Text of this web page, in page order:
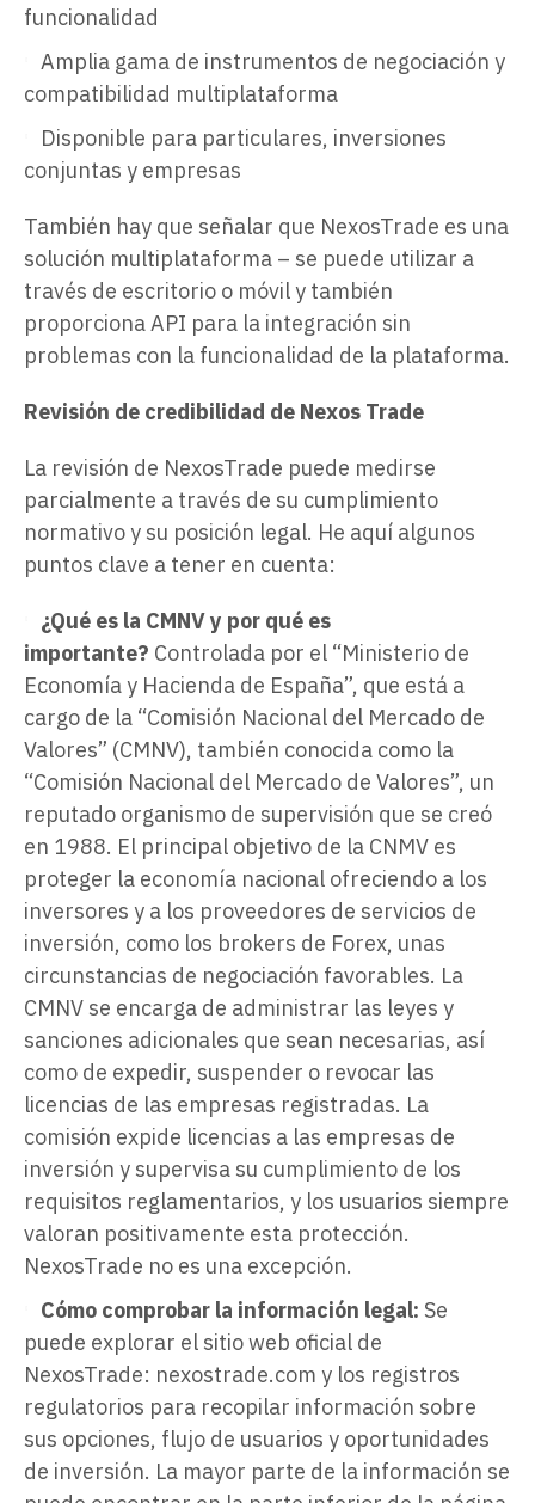
funcionalidad
Amplia gama de instrumentos de negociación y
compatibilidad multiplataforma
Disponible para particulares, inversiones
conjuntas y empresas
También hay que señalar que NexosTrade es una
solución multiplataforma – se puede utilizar a
través de escritorio o móvil y también
proporciona API para la integración sin
problemas con la funcionalidad de la plataforma.
Revisión de credibilidad de Nexos Trade
La revisión de NexosTrade puede medirse
parcialmente a través de su cumplimiento
normativo y su posición legal. He aquí algunos
puntos clave a tener en cuenta:
¿Qué es la CMNV y por qué es
importante? Controlada por el “Ministerio de
Economía y Hacienda de España”, que está a
cargo de la “Comisión Nacional del Mercado de
Valores” (CMNV), también conocida como la
“Comisión Nacional del Mercado de Valores”, un
reputado organismo de supervisión que se creó
en 1988. El principal objetivo de la CNMV es
proteger la economía nacional ofreciendo a los
inversores y a los proveedores de servicios de
inversión, como los brokers de Forex, unas
circunstancias de negociación favorables. La
CMNV se encarga de administrar las leyes y
sanciones adicionales que sean necesarias, así
como de expedir, suspender o revocar las
licencias de las empresas registradas. La
comisión expide licencias a las empresas de
inversión y supervisa su cumplimiento de los
requisitos reglamentarios, y los usuarios siempre
valoran positivamente esta protección.
NexosTrade no es una excepción.
Cómo comprobar la información legal: Se
puede explorar el sitio web oficial de
NexosTrade: nexostrade.com y los registros
regulatorios para recopilar información sobre
sus opciones, flujo de usuarios y oportunidades
de inversión. La mayor parte de la información se